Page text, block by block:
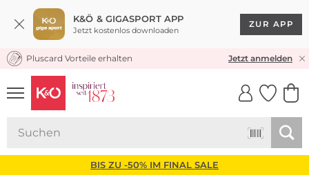
K&Ö & GIGASPORT APP
Jetzt kostenlos downloaden
ZUR APP
KOSTENLOSER VERSAND* & RÜCKVERSAND
Pluscard Vorteile erhalten Jetzt anmelden
UNSERE APP
CLICK &
BIS ZU -50% IM FINAL SALE